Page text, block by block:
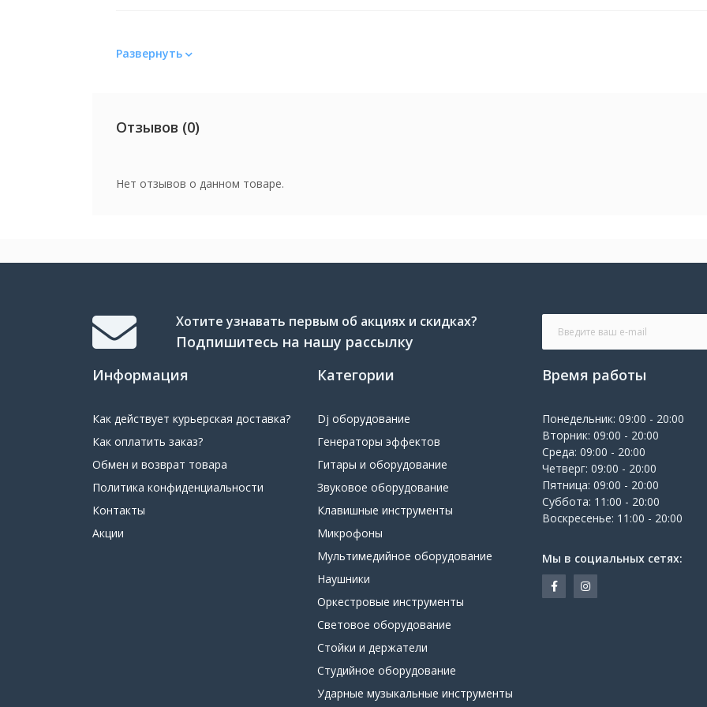
Развернуть
Отзывов (0)
Нет отзывов о данном товаре.
Хотите узнавать первым об акциях и скидках?
Подпишитесь на нашу рассылку
Информация
Как действует курьерская доставка?
Как оплатить заказ?
Обмен и возврат товара
Политика конфиденциальности
Контакты
Акции
Категории
Dj оборудование
Генераторы эффектов
Гитары и оборудование
Звуковое оборудование
Клавишные инструменты
Микрофоны
Мультимедийное оборудование
Наушники
Оркестровые инструменты
Световое оборудование
Стойки и держатели
Студийное оборудование
Ударные музыкальные инструменты
Время работы
Понедельник: 09:00 - 20:00
Вторник: 09:00 - 20:00
Среда: 09:00 - 20:00
Четверг: 09:00 - 20:00
Пятница: 09:00 - 20:00
Суббота: 11:00 - 20:00
Воскресенье: 11:00 - 20:00
Мы в социальных сетях: